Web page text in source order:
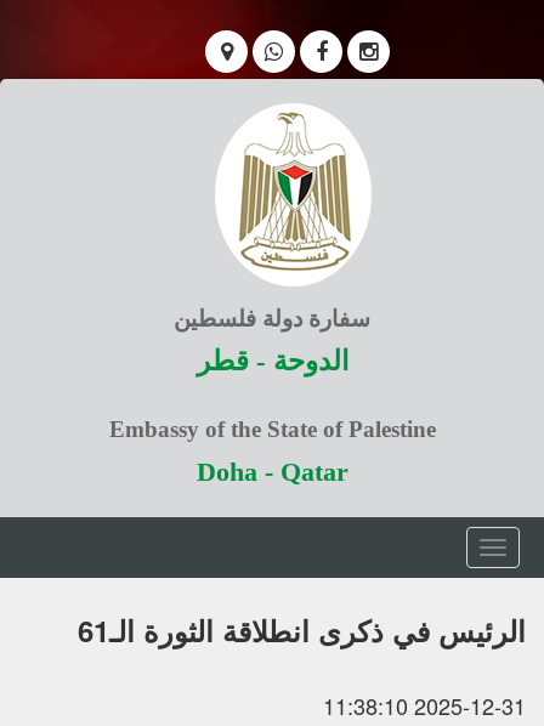
سفارة دولة فلسطين
الدوحة - قطر
Embassy of the State of Palestine
Doha - Qatar
Toggle
navigation
الرئيس في ذكرى انطلاقة الثورة الـ61
2025-12-31 11:38:10